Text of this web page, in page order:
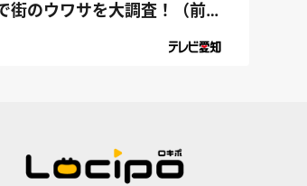
街のウワサを大調査！（前